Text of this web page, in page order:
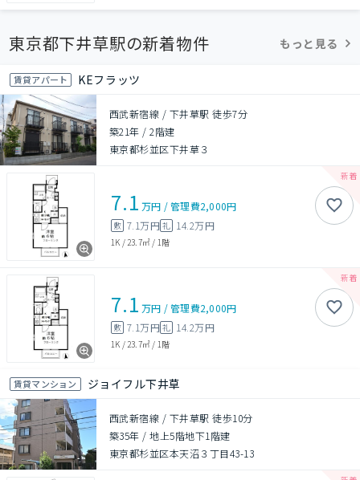
東京都下井草駅の新着物件 もっと見る
賃貸アパート KEフラッツ
西武新宿線 / 下井草駅 徒歩7分
築21年 /2階建
東京都杉並区下井草３
7.1 万円 /管理費2,000円
敷 7.1万円礼 14.2万円
1K / 23.7㎡ / 1階
7.1 万円 /管理費2,000円
敷 7.1万円礼 14.2万円
1K / 23.7㎡ / 1階
賃貸マンション ジョイフル下井草
西武新宿線 / 下井草駅 徒歩10分
築35年 /地上5階地下1階建
東京都杉並区本天沼３丁目43-13